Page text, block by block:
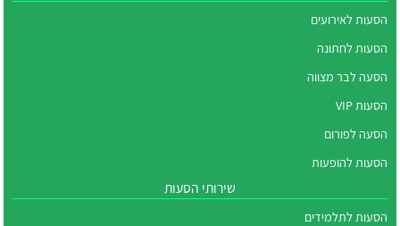
הסעות לאירועים
הסעות לחתונה
הסעה לבר מצווה
הסעות VIP
הסעה לפורום
הסעות להופעות
שירותי הסעות
הסעות לתלמידים